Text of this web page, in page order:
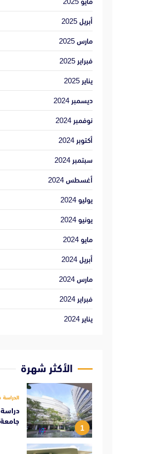
أبريل 2025
مارس 2025
فبراير 2025
يناير 2025
ديسمبر 2024
نوفمبر 2024
أكتوبر 2024
سبتمبر 2024
أغسطس 2024
يوليو 2024
يونيو 2024
مايو 2024
أبريل 2024
مارس 2024
فبراير 2024
يناير 2024
الأكثر شهرة
1
الدراسة
دراسة
جامعة